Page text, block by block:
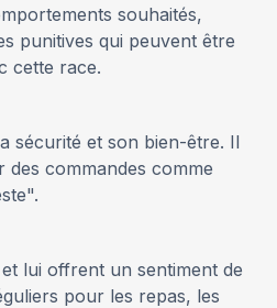
souhaités,
punitives qui peuvent être
cette race.
sécurité et son bien-être. Il
des commandes comme
lui offrent un sentiment de
pour les repas, les